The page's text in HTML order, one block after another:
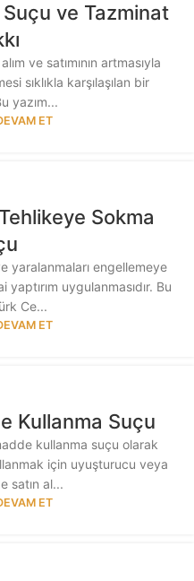
ve Tazminat
ve satımının artmasıyla
sıklıkla karşılaşılan bir
yazım...
ET
Sokma
yaralanmaları engellemeye
uygulanmasıdır. Bu
Ce...
ET
Kullanma Suçu
kullanma suçu olarak
için uyuşturucu veya
satın al...
ET